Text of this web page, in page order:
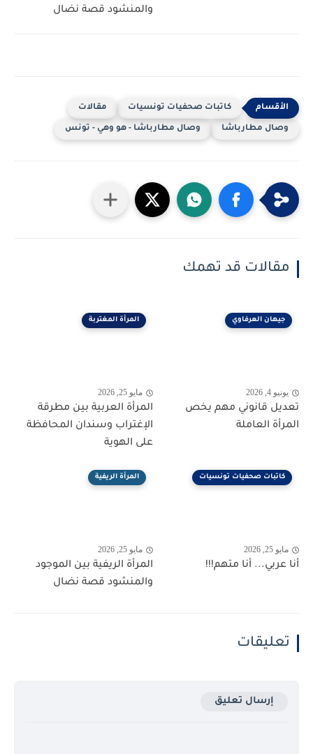
والمنشود قصة نضال
كاتبات صحفيات تونسيات مقالات
وصال مطارباشا وصال مطارباشا - هو وهي - تونس
مقالات قد تهمك
جيهان العرفاوي
يونيو 4, 2026
تعديل قانوني مهم يخص
المرأة العاملة
المرأة المغتربة
مايو 25, 2026
المرأة العربية بين مطرقة
الإغتراب وسندان المحافظة
على الهوية
كاتبات صحفيات تونسيات
مايو 25, 2026
أنا عربي... أنا متهم!!!
المرأة الريفية
مايو 25, 2026
المرأة الريفية بين الموجود
والمنشود قصة نضال
تعليقات
إرسال تعليق